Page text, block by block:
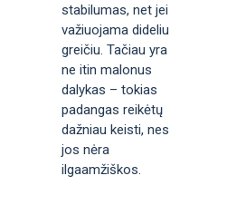
stabilumas, net jei
važiuojama dideliu
greičiu. Tačiau yra
ne itin malonus
dalykas – tokias
padangas reikėtų
dažniau keisti, nes
jos nėra
ilgaamžiškos.